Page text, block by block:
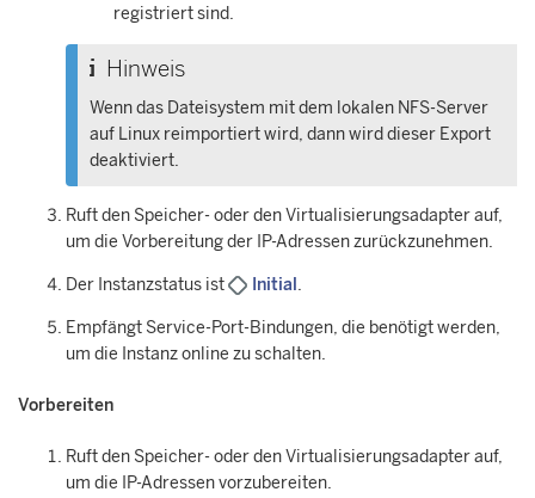
registriert sind.
Hinweis
Wenn das Dateisystem mit dem lokalen NFS-Server
auf Linux reimportiert wird, dann wird dieser Export
deaktiviert.
Ruft den Speicher- oder den Virtualisierungsadapter auf,
um die Vorbereitung der IP-Adressen zurückzunehmen.
Der Instanzstatus ist Initial .
Empfängt Service-Port-Bindungen, die benötigt werden,
um die Instanz online zu schalten.
Vorbereiten
Ruft den Speicher- oder den Virtualisierungsadapter auf,
um die IP-Adressen vorzubereiten.